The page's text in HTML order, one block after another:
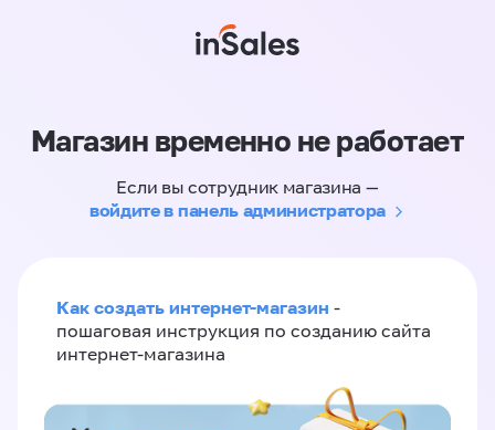
Магазин временно не работает
Если вы сотрудник магазина —
войдите в панель администратора
Как создать интернет-магазин -
пошаговая инструкция по созданию сайта
интернет-магазина